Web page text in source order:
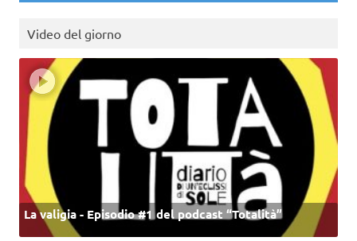
Video del giorno
La valigia - Episodio #1 del podcast “Totalità”